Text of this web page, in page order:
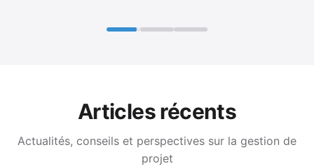
Articles récents
Actualités, conseils et perspectives sur la gestion de
projet